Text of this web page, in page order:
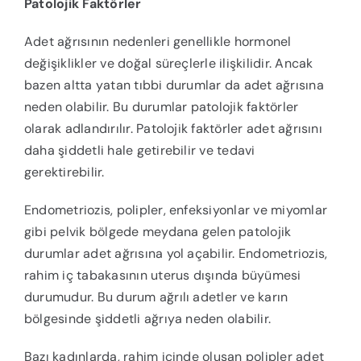
Patolojik Faktörler
Adet ağrısının nedenleri genellikle hormonel
değişiklikler ve doğal süreçlerle ilişkilidir. Ancak
bazen altta yatan tıbbi durumlar da adet ağrısına
neden olabilir. Bu durumlar patolojik faktörler
olarak adlandırılır. Patolojik faktörler adet ağrısını
daha şiddetli hale getirebilir ve tedavi
gerektirebilir.
Endometriozis, polipler, enfeksiyonlar ve miyomlar
gibi pelvik bölgede meydana gelen patolojik
durumlar adet ağrısına yol açabilir. Endometriozis,
rahim iç tabakasının uterus dışında büyümesi
durumudur. Bu durum ağrılı adetler ve karın
bölgesinde şiddetli ağrıya neden olabilir.
Bazı kadınlarda, rahim içinde oluşan polipler adet